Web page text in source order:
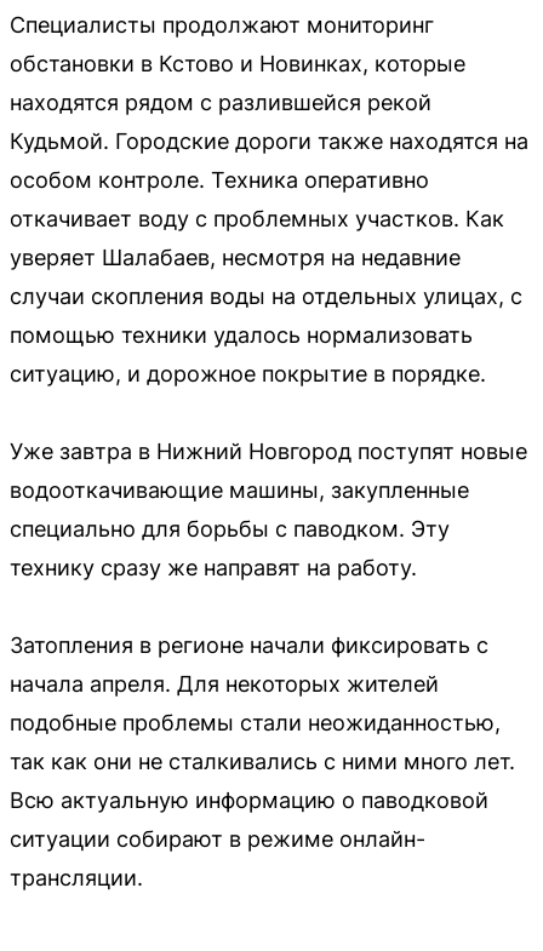
Специалисты продолжают мониторинг
обстановки в Кстово и Новинках, которые
находятся рядом с разлившейся рекой
Кудьмой. Городские дороги также находятся на
особом контроле. Техника оперативно
откачивает воду с проблемных участков. Как
уверяет Шалабаев, несмотря на недавние
случаи скопления воды на отдельных улицах, с
помощью техники удалось нормализовать
ситуацию, и дорожное покрытие в порядке.
Уже завтра в Нижний Новгород поступят новые
водооткачивающие машины, закупленные
специально для борьбы с паводком. Эту
технику сразу же направят на работу.
Затопления в регионе начали фиксировать с
начала апреля. Для некоторых жителей
подобные проблемы стали неожиданностью,
так как они не сталкивались с ними много лет.
Всю актуальную информацию о паводковой
ситуации собирают в режиме онлайн-
трансляции.